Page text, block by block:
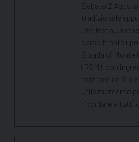
Sabato 2
tradizionale
una
parco
Strada di Monte
(RSM), con
edizione de “La
utile momento
ricordare a tutti